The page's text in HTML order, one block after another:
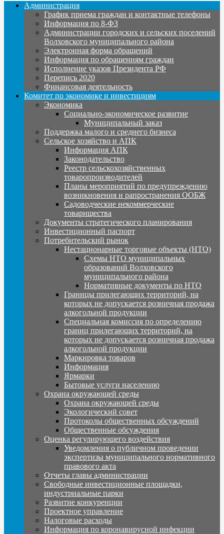
Администрация
График приема граждан и контактные телефоны
Информация по 8-ФЗ
Администрации городских и сельских поселений
Волховского муниципального района
Электронная форма обращений
Информация по обращениям граждан
Исполнение указов Президента РФ
Перепись 2020
Финансовая деятельность
Комитет по экономике и инвестициям
Экономика
Социально-экономическое развитие
Муниципальный заказ
Поддержка малого и среднего бизнеса
Сельское хозяйство и АПК
Информация АПК
Законодательство
Реестр сельскохозяйственных
товаропроизводителей
Планы мероприятий по предупреждению
возникновения и рапространения ООБЖ
Садоводческие некоммерческие
товарищества
Документы стратегического планирования
Инвестиционный паспорт
Потребительский рынок
Нестационарные торговые объекты (НТО)
Схемы НТО муниципальных
образований Волховского
муниципального района
Нормативные документы по НТО
Границы прилегающих территорий, на
которых не допускается розничная продажа
алкогольной продукции
Специальная комиссия по определению
границ прилегающих территорий, на
которых не допускается розничная продажа
алкогольной продукции
Маркировка товаров
Информация
Ярмарки
Бытовые услуги населению
Охрана окружающей среды
Охрана окружающей среды
Экологический совет
Протоколы общественных обсуждений
Общественные обсуждения
Оценка регулирующего воздействия
Уведомления о публичном проведении
экспертизы муниципального нормативного
правового акта
Отчеты главы администрации
Свободные инвестиционные площадки,
индустриальные парки
Развитие конкуренции
Проектное управление
Налоговые расходы
Информация по коронавирусной инфекции